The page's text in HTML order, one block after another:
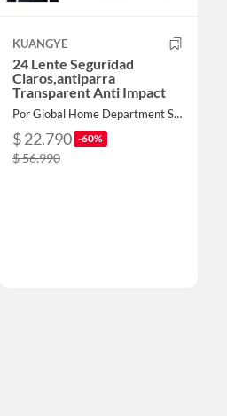
KUANGYE
24 Lente Seguridad
Claros,antiparra
Transparent Anti Impact
Por Global Home Department Store
$ 22.790 -60%
$ 56.990